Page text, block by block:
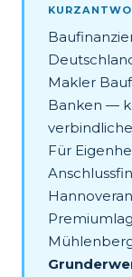
Makler
Banken —
Für